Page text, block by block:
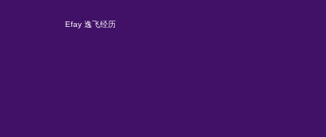
Efay 逸飞经历